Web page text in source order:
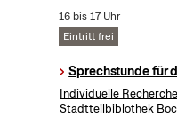
16 bis 17 Uhr
Eintritt frei
Sprechstunde für
Individuelle
Stadtteilbiblothek